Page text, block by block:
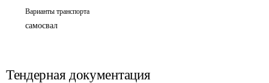
Варианты транспорта
самосвал
Тендерная документация